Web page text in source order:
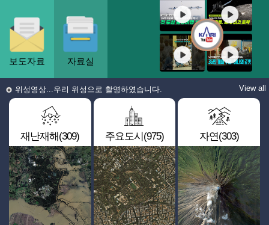
보도자료 자료실
위성영상...우리 위성으로 촬영하였습니다. View all
재난재해(309) 주요도시(975) 자연(303)